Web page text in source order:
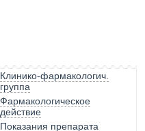
Клинико-фармакологич.
группа
Фармакологическое
действие
Показания препарата